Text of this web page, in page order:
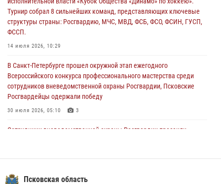
государственно-правового информирования
04 августа 2026, 11:58
Генерал-полковник Юрий Аверин выступил на Всероссийском
молодёжном образовательном форуме «Территория смыслов»
Турнир собрал 8 сильнейших команд, представляющих ключевые
структуры страны: Росгвардию, МЧС, МВД, ФСБ, ФСО, ФСИН, ГУСП,
ФССП.
14 июля 2026, 10:29
В Санкт-Петербурге прошел окружной этап ежегодного
Всероссийского конкурса профессионального мастерства среди
сотрудников вневедомственной охраны Росгвардии, Псковские
Росгвардейцы одержали победу
30 июля 2026, 05:10 3
Сотрудники вневедомственной охраны Росгвардии пресекли
В Управлении Росгвардии по Псковской области состоялось
Псковская область